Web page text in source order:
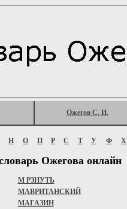
Ожегов С. И.
Н О П Р С Т У Ф Х
Ожегова онлайн
М РЗНУТЬ
МАВРИТАНСКИЙ
МАГАЗИН